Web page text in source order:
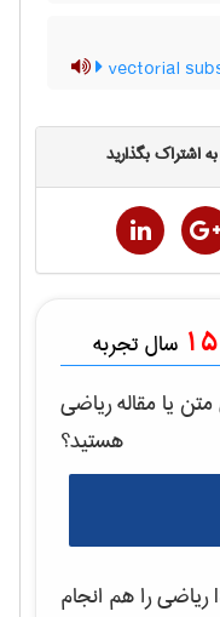
vectorial
اشتراک بگذارید
15 سال تجربه
یا مقالهرياضی
هستید؟
رياضیرا هم انجام